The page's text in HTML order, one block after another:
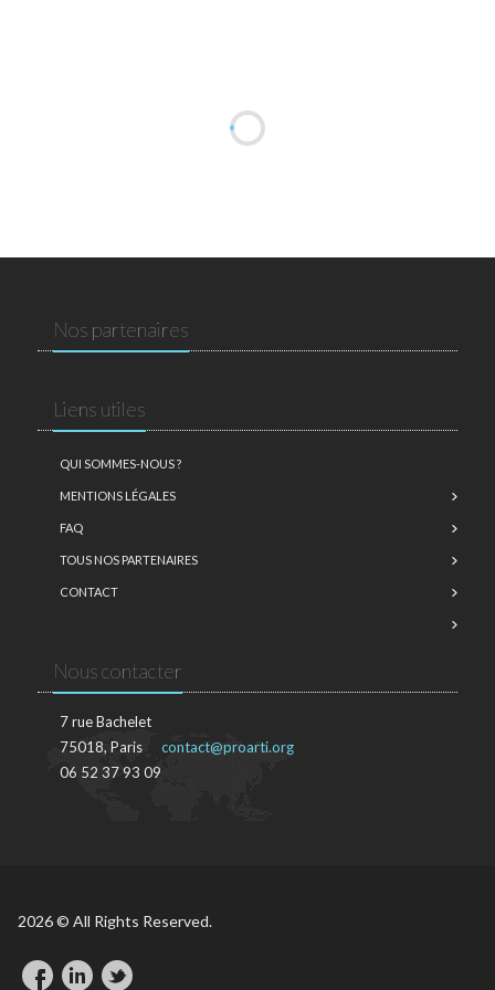
Nos partenaires
Liens utiles
QUI SOMMES-NOUS ?
MENTIONS LÉGALES
FAQ
TOUS NOS PARTENAIRES
CONTACT
Nous contacter
7 rue Bachelet
75018, Paris
06 52 37 93 09
contact@proarti.org
2026 © All Rights Reserved.